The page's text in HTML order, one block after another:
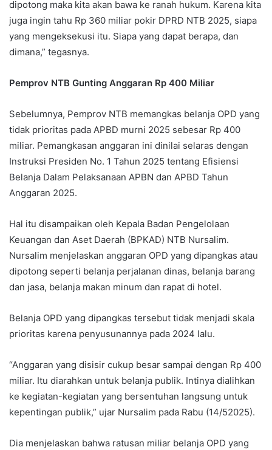
dipotong maka kita akan bawa ke ranah hukum. Karena kita
juga ingin tahu Rp 360 miliar pokir DPRD NTB 2025, siapa
yang mengeksekusi itu. Siapa yang dapat berapa, dan
dimana,” tegasnya.
Pemprov NTB Gunting Anggaran Rp 400 Miliar
Sebelumnya, Pemprov NTB memangkas belanja OPD yang
tidak prioritas pada APBD murni 2025 sebesar Rp 400
miliar. Pemangkasan anggaran ini dinilai selaras dengan
Instruksi Presiden No. 1 Tahun 2025 tentang Efisiensi
Belanja Dalam Pelaksanaan APBN dan APBD Tahun
Anggaran 2025.
Hal itu disampaikan oleh Kepala Badan Pengelolaan
Keuangan dan Aset Daerah (BPKAD) NTB Nursalim.
Nursalim menjelaskan anggaran OPD yang dipangkas atau
dipotong seperti belanja perjalanan dinas, belanja barang
dan jasa, belanja makan minum dan rapat di hotel.
Belanja OPD yang dipangkas tersebut tidak menjadi skala
prioritas karena penyusunannya pada 2024 lalu.
“Anggaran yang disisir cukup besar sampai dengan Rp 400
miliar. Itu diarahkan untuk belanja publik. Intinya dialihkan
ke kegiatan-kegiatan yang bersentuhan langsung untuk
kepentingan publik,” ujar Nursalim pada Rabu (14/52025).
Dia menjelaskan bahwa ratusan miliar belanja OPD yang